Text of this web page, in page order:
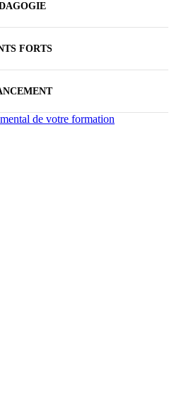
FORTS
de votre formation